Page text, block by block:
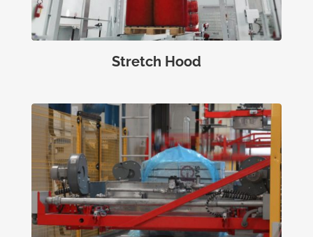
Stretch Hood